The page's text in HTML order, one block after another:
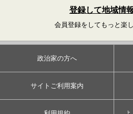
登録して地域情
会員登録をしてもっと楽
政治家の方へ
サイトご利用案内